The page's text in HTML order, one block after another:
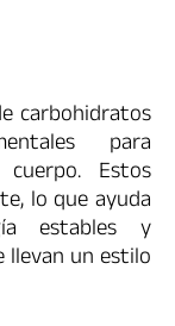
carbohidratos
para
Estos
lo que ayuda
estables y
llevan un estilo